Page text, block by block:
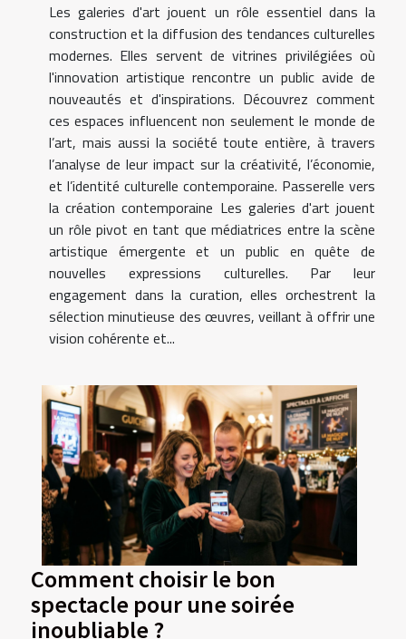
Les galeries d'art jouent un rôle essentiel dans la
construction et la diffusion des tendances culturelles
modernes. Elles servent de vitrines privilégiées où
l'innovation artistique rencontre un public avide de
nouveautés et d'inspirations. Découvrez comment
ces espaces influencent non seulement le monde de
l’art, mais aussi la société toute entière, à travers
l’analyse de leur impact sur la créativité, l’économie,
et l’identité culturelle contemporaine. Passerelle vers
la création contemporaine Les galeries d'art jouent
un rôle pivot en tant que médiatrices entre la scène
artistique émergente et un public en quête de
nouvelles expressions culturelles. Par leur
engagement dans la curation, elles orchestrent la
sélection minutieuse des œuvres, veillant à offrir une
vision cohérente et...
Comment choisir le bon
spectacle pour une soirée
inoubliable ?